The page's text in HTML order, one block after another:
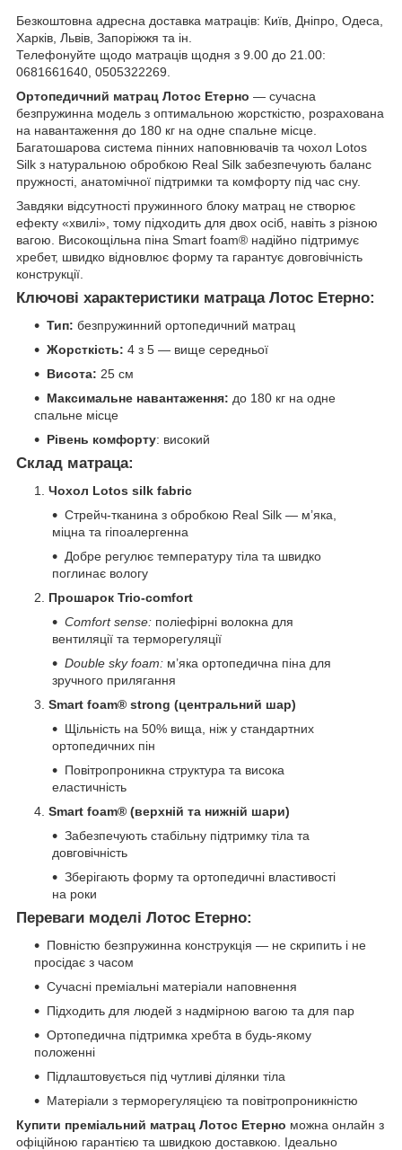
Безкоштовна адресна доставка матраців: Київ, Дніпро, Одеса,
Харків, Львів, Запоріжжя та ін.
Телефонуйте щодо матраців щодня з 9.00 до 21.00:
0681661640, 0505322269.
Ортопедичний матрац Лотос Етерно — сучасна
безпружинна модель з оптимальною жорсткістю, розрахована
на навантаження до 180 кг на одне спальне місце.
Багатошарова система пінних наповнювачів та чохол Lotos
Silk з натуральною обробкою Real Silk забезпечують баланс
пружності, анатомічної підтримки та комфорту під час сну.
Завдяки відсутності пружинного блоку матрац не створює
ефекту «хвилі», тому підходить для двох осіб, навіть з різною
вагою. Високощільна піна Smart foam® надійно підтримує
хребет, швидко відновлює форму та гарантує довговічність
конструкції.
Ключові характеристики матраца Лотос Етерно:
Тип: безпружинний ортопедичний матрац
Жорсткість: 4 з 5 — вище середньої
Висота: 25 см
Максимальне навантаження: до 180 кг на одне
спальне місце
Рівень комфорту: високий
Склад матраца:
Чохол Lotos silk fabric
Стрейч-тканина з обробкою Real Silk — м’яка,
міцна та гіпоалергенна
Добре регулює температуру тіла та швидко
поглинає вологу
Прошарок Trio-comfort
Comfort sense: поліефірні волокна для
вентиляції та терморегуляції
Double sky foam: м’яка ортопедична піна для
зручного прилягання
Smart foam® strong (центральний шар)
Щільність на 50% вища, ніж у стандартних
ортопедичних пін
Повітропроникна структура та висока
еластичність
Smart foam® (верхній та нижній шари)
Забезпечують стабільну підтримку тіла та
довговічність
Зберігають форму та ортопедичні властивості
на роки
Переваги моделі Лотос Етерно:
Повністю безпружинна конструкція — не скрипить і не
просідає з часом
Сучасні преміальні матеріали наповнення
Підходить для людей з надмірною вагою та для пар
Ортопедична підтримка хребта в будь-якому
положенні
Підлаштовується під чутливі ділянки тіла
Матеріали з терморегуляцією та повітропроникністю
Купити преміальний матрац Лотос Етерно можна онлайн з
офіційною гарантією та швидкою доставкою. Ідеально